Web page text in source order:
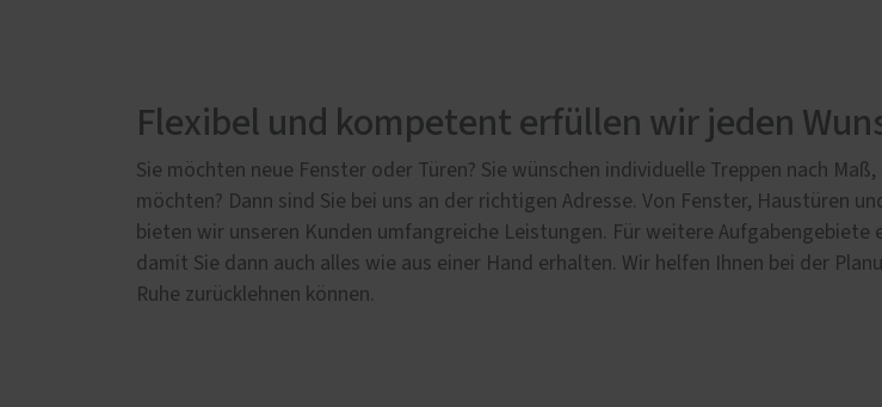
Flexibel und kompetent erfüllen wir jeden
Sie möchten neue Fenster oder Türen? Sie wünschen individuelle Treppen nach
möchten? Dann sind Sie bei uns an der richtigen Adresse. Von Fenster, Haustüren
bieten wir unseren Kunden umfangreiche Leistungen. Für weitere
damit Sie dann auch alles wie aus einer Hand erhalten. Wir helfen Ihnen bei der
Ruhe zurücklehnen können.